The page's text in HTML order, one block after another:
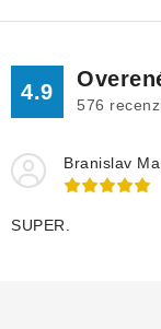
4.9
576
Branislav
SUPER.